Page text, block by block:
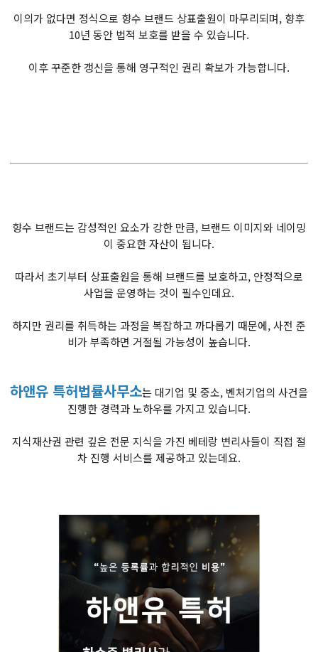
이의가 없다면 정식으로 향수 브랜드 상표출원이 마무리되며, 향후
10년 동안 법적 보호를 받을 수 있습니다.
이후 꾸준한 갱신을 통해 영구적인 권리 확보가 가능합니다.
향수 브랜드는 감성적인 요소가 강한 만큼, 브랜드 이미지와 네이밍
이 중요한 자산이 됩니다.
따라서 초기부터 상표출원을 통해 브랜드를 보호하고, 안정적으로
사업을 운영하는 것이 필수인데요.
하지만 권리를 취득하는 과정을 복잡하고 까다롭기 때문에, 사전 준
비가 부족하면 거절될 가능성이 높습니다.
하앤유 특허법률사무소는 대기업 및 중소, 벤처기업의 사건을
진행한 경력과 노하우를 가지고 있습니다.
지식재산권 관련 깊은 전문 지식을 가진 베테랑 변리사들이 직접 절
차 진행 서비스를 제공하고 있는데요.